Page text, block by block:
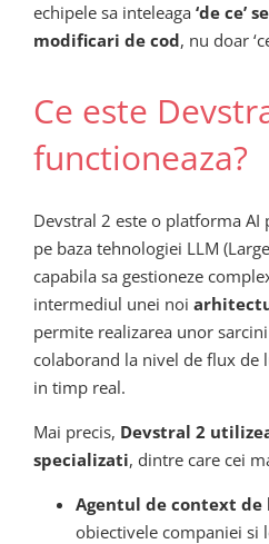
echipele sa inteleaga ‘de ce’
modificari de cod, nu doar
Ce este
functioneaza?
Devstral 2 este o platforma
pe baza tehnologiei LLM
capabila sa gestioneze
intermediul unei noi
permite realizarea unor
colaborand la nivel de flux de
in timp real.
Mai precis, Devstral 2
specializati, dintre care cei
Agentul de context de
obiectivele companiei si